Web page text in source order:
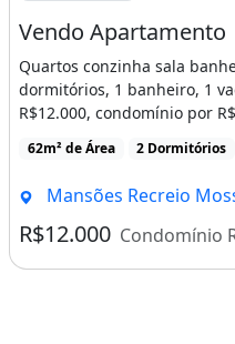
Vendo Apartamento
Quartos conzinha sala
dormitórios, 1 banheiro, 1
R$12.000, condomínio por
62m² de Área 2 Dormitórios
Mansões Recreio
R$12.000 Condomínio